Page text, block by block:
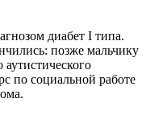
диабет I типа.
позже мальчику
по социальной работе